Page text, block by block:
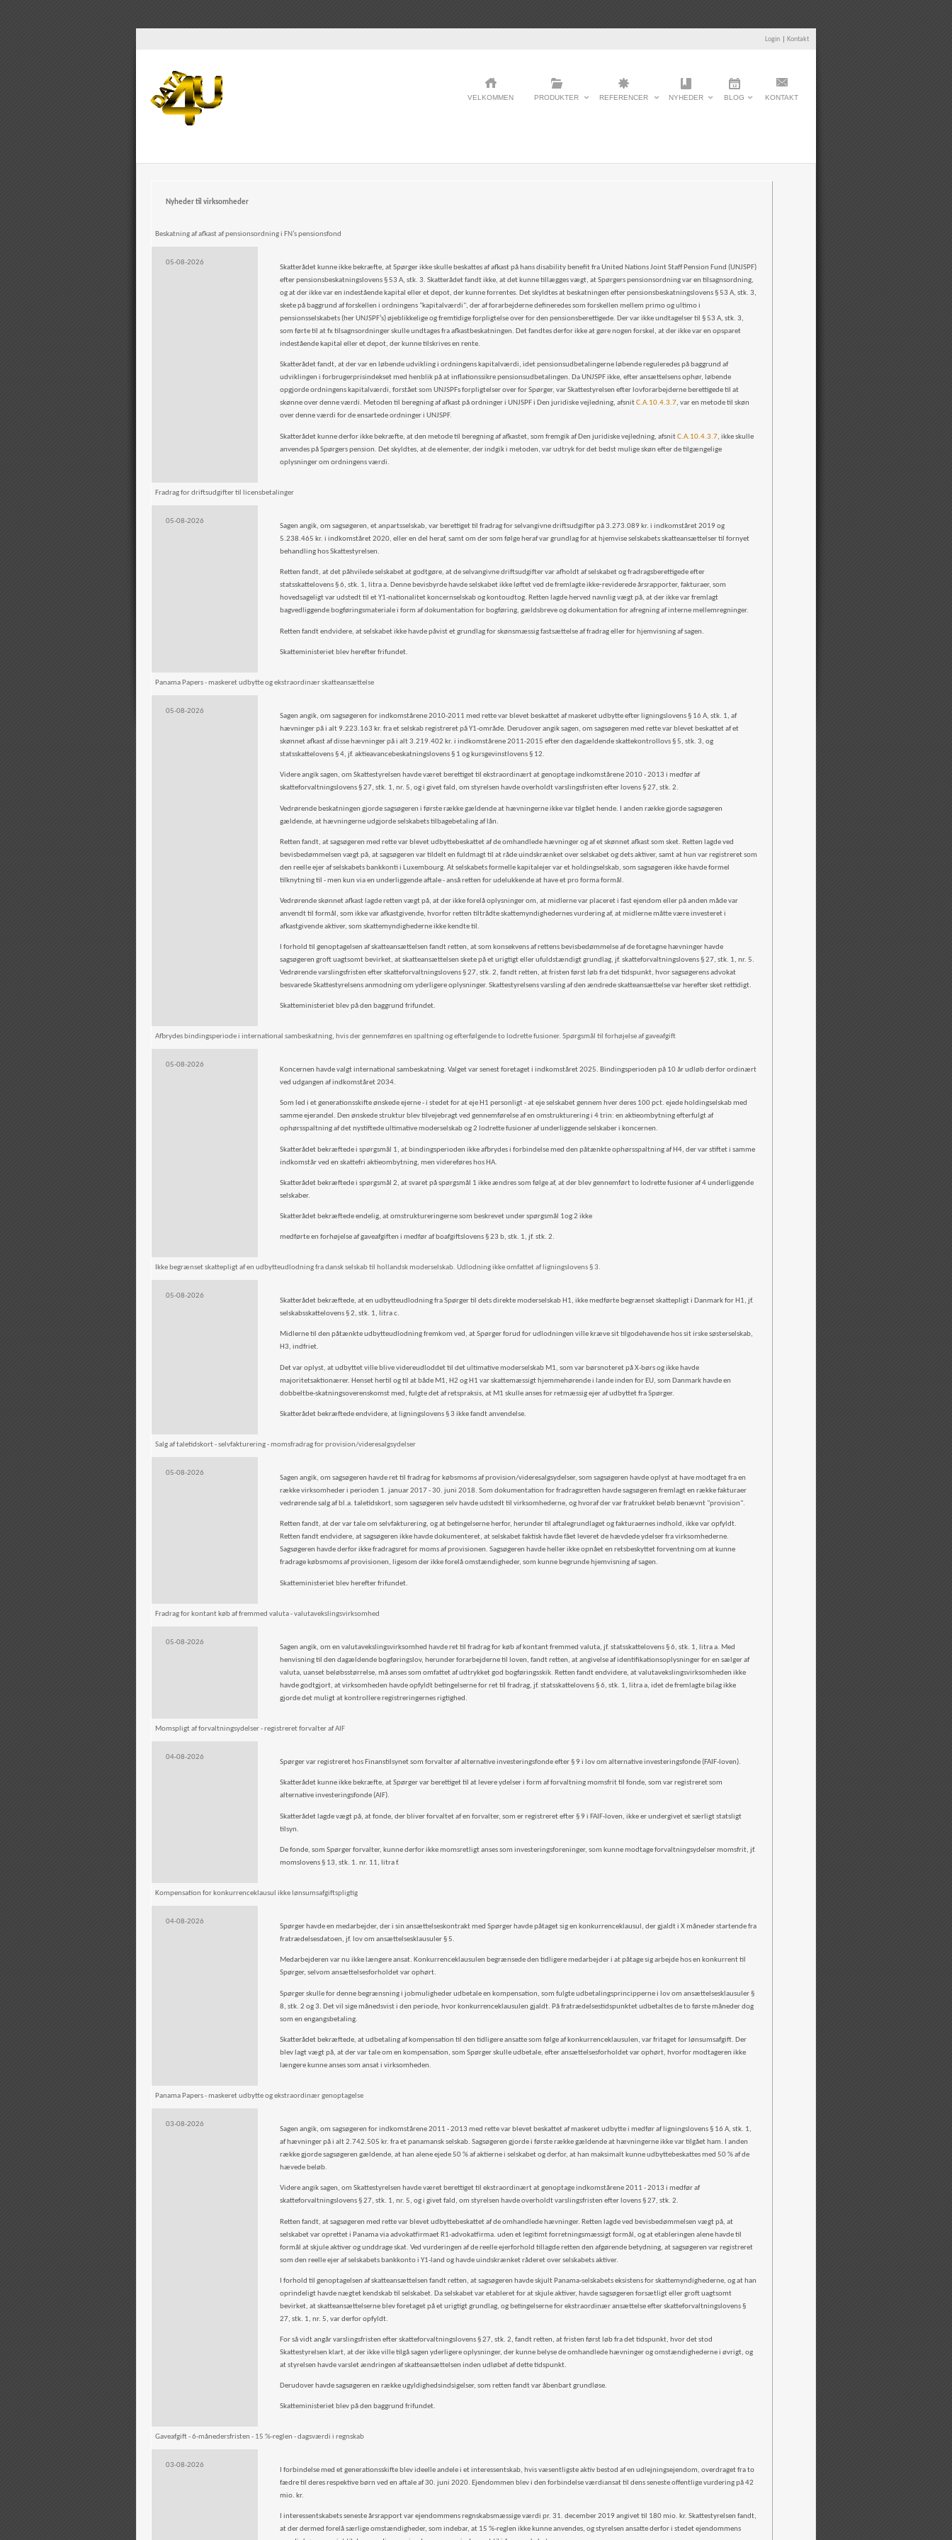
Login Kontakt
VELKOMMEN PRODUKTER REFERENCER NYHEDER BLOG KONTAKT
Nyheder til virksomheder
Beskatning af afkast af pensionsordning i FN’s pensionsfond
05-08-2026
Skatterådet kunne ikke bekræfte, at Spørger ikke skulle beskattes af afkast på hans disability benefit fra United Nations Joint Staff Pension Fund (UNJSPF)
efter pensionsbeskatningslovens § 53 A, stk. 3. Skatterådet fandt ikke, at det kunne tillægges vægt, at Spørgers pensionsordning var en tilsagnsordning,
og at der ikke var en indestående kapital eller et depot, der kunne forrentes. Det skyldtes at beskatningen efter pensionsbeskatningslovens § 53 A, stk. 3,
skete på baggrund af forskellen i ordningens "kapitalværdi", der af forarbejderne defineredes som forskellen mellem primo og ultimo i
pensionsselskabets (her UNJSPF’s) øjeblikkelige og fremtidige forpligtelse over for den pensionsberettigede. Der var ikke undtagelser til § 53 A, stk. 3,
som førte til at fx tilsagnsordninger skulle undtages fra afkastbeskatningen. Det fandtes derfor ikke at gøre nogen forskel, at der ikke var en opsparet
indestående kapital eller et depot, der kunne tilskrives en rente.
Skatterådet fandt, at der var en løbende udvikling i ordningens kapitalværdi, idet pensionsudbetalingerne løbende reguleredes på baggrund af
udviklingen i forbrugerprisindekset med henblik på at inflationssikre pensionsudbetalingen. Da UNJSPF ikke, efter ansættelsens ophør, løbende
opgjorde ordningens kapitalværdi, forstået som UNJSPFs forpligtelser over for Spørger, var Skattestyrelsen efter lovforarbejderne berettigede til at
skønne over denne værdi. Metoden til beregning af afkast på ordninger i UNJSPF i Den juridiske vejledning, afsnitC.A.10.4.3.7, var en metode til skøn
over denne værdi for de ensartede ordninger i UNJSPF.
Skatterådet kunne derfor ikke bekræfte, at den metode til beregning af afkastet, som fremgik af Den juridiske vejledning, afsnitC.A.10.4.3.7, ikke skulle
anvendes på Spørgers pension. Det skyldtes, at de elementer, der indgik i metoden, var udtryk for det bedst mulige skøn efter de tilgængelige
oplysninger om ordningens værdi.
Fradrag for driftsudgifter til licensbetalinger
05-08-2026
Sagen angik, om sagsøgeren, et anpartsselskab, var berettiget til fradrag for selvangivne driftsudgifter på 3.273.089 kr. i indkomståret 2019 og
5.238.465 kr. i indkomståret 2020, eller en del heraf, samt om der som følge heraf var grundlag for at hjemvise selskabets skatteansættelser til fornyet
behandling hos Skattestyrelsen.
Retten fandt, at det påhvilede selskabet at godtgøre, at de selvangivne driftsudgifter var afholdt af selskabet og fradragsberettigede efter
statsskattelovens § 6, stk. 1, litra a. Denne bevisbyrde havde selskabet ikke løftet ved de fremlagte ikke‑reviderede årsrapporter, fakturaer, som
hovedsageligt var udstedt til et Y1-nationalitet koncernselskab og kontoudtog. Retten lagde herved navnlig vægt på, at der ikke var fremlagt
bagvedliggende bogføringsmateriale i form af dokumentation for bogføring, gældsbreve og dokumentation for afregning af interne mellemregninger.
Retten fandt endvidere, at selskabet ikke havde påvist et grundlag for skønsmæssig fastsættelse af fradrag eller for hjemvisning af sagen.
Skatteministeriet blev herefter frifundet.
Panama Papers - maskeret udbytte og ekstraordinær skatteansættelse
05-08-2026
Sagen angik, om sagsøgeren for indkomstårene 2010-2011 med rette var blevet beskattet af maskeret udbytte efter ligningslovens § 16 A, stk. 1, af
hævninger på i alt 9.223.163 kr. fra et selskab registreret på Y1-område. Derudover angik sagen, om sagsøgeren med rette var blevet beskattet af et
skønnet afkast af disse hævninger på i alt 3.219.402 kr. i indkomstårene 2011-2015 efter den dagældende skattekontrollovs § 5, stk. 3, og
statsskattelovens § 4, jf. aktieavancebeskatningslovens § 1 og kursgevinstlovens § 12.
Videre angik sagen, om Skattestyrelsen havde været berettiget til ekstraordinært at genoptage indkomstårene 2010 - 2013 i medfør af
skatteforvaltningslovens § 27, stk. 1, nr. 5, og i givet fald, om styrelsen havde overholdt varslingsfristen efter lovens § 27, stk. 2.
Vedrørende beskatningen gjorde sagsøgeren i første række gældende at hævningerne ikke var tilgået hende. I anden række gjorde sagsøgeren
gældende, at hævningerne udgjorde selskabets tilbagebetaling af lån.
Retten fandt, at sagsøgeren med rette var blevet udbyttebeskattet af de omhandlede hævninger og af et skønnet afkast som sket. Retten lagde ved
bevisbedømmelsen vægt på, at sagsøgeren var tildelt en fuldmagt til at råde uindskrænket over selskabet og dets aktiver, samt at hun var registreret som
den reelle ejer af selskabets bankkonti i Luxembourg. At selskabets formelle kapitalejer var et holdingselskab, som sagsøgeren ikke havde formel
tilknytning til - men kun via en underliggende aftale - anså retten for udelukkende at have et pro forma formål.
Vedrørende skønnet afkast lagde retten vægt på, at der ikke forelå oplysninger om, at midlerne var placeret i fast ejendom eller på anden måde var
anvendt til formål, som ikke var afkastgivende, hvorfor retten tiltrådte skattemyndighedernes vurdering af, at midlerne måtte være investeret i
afkastgivende aktiver, som skattemyndighederne ikke kendte til.
I forhold til genoptagelsen af skatteansættelsen fandt retten, at som konsekvens af rettens bevisbedømmelse af de foretagne hævninger havde
sagsøgeren groft uagtsomt bevirket, at skatteansættelsen skete på et urigtigt eller ufuldstændigt grundlag, jf. skatteforvaltningslovens § 27, stk. 1, nr. 5.
Vedrørende varslingsfristen efter skatteforvaltningslovens § 27, stk. 2, fandt retten, at fristen først løb fra det tidspunkt, hvor sagsøgerens advokat
besvarede Skattestyrelsens anmodning om yderligere oplysninger. Skattestyrelsens varsling af den ændrede skatteansættelse var herefter sket rettidigt.
Skatteministeriet blev på den baggrund frifundet.
Afbrydes bindingsperiode i international sambeskatning, hvis der gennemføres en spaltning og efterfølgende to lodrette fusioner. Spørgsmål til forhøjelse af gaveafgift
05-08-2026
Koncernen havde valgt international sambeskatning. Valget var senest foretaget i indkomståret 2025. Bindingsperioden på 10 år udløb derfor ordinært
ved udgangen af indkomståret 2034.
Som led i et generationsskifte ønskede ejerne - i stedet for at eje H1 personligt - at eje selskabet gennem hver deres 100 pct. ejede holdingselskab med
samme ejerandel. Den ønskede struktur blev tilvejebragt ved gennemførelse af en omstrukturering i 4 trin: en aktieombytning efterfulgt af
ophørsspaltning af det nystiftede ultimative moderselskab og 2 lodrette fusioner af underliggende selskaber i koncernen.
Skatterådet bekræftede i spørgsmål 1, at bindingsperioden ikke afbrydes i forbindelse med den påtænkte ophørsspaltning af H4, der var stiftet i samme
indkomstår ved en skattefri aktieombytning, men videreføres hos HA.
Skatterådet bekræftede i spørgsmål 2, at svaret på spørgsmål 1 ikke ændres som følge af, at der blev gennemført to lodrette fusioner af 4 underliggende
selskaber.
Skatterådet bekræftede endelig, at omstruktureringerne som beskrevet under spørgsmål 1og 2 ikke
medførte en forhøjelse af gaveafgiften i medfør af boafgiftslovens § 23 b, stk. 1, jf. stk. 2.
Ikke begrænset skattepligt af en udbytteudlodning fra dansk selskab til hollandsk moderselskab. Udlodning ikke omfattet af ligningslovens § 3.
05-08-2026
Skatterådet bekræftede, at en udbytteudlodning fra Spørger til dets direkte moderselskab H1, ikke medførte begrænset skattepligt i Danmark for H1, jf.
selskabsskattelovens § 2, stk. 1, litra c.
Midlerne til den påtænkte udbytteudlodning fremkom ved, at Spørger forud for udlodningen ville kræve sit tilgodehavende hos sit irske søsterselskab,
H3, indfriet.
Det var oplyst, at udbyttet ville blive videreudloddet til det ultimative moderselskab M1, som var børsnoteret på X-børs og ikke havde
majoritetsaktionærer. Henset hertil og til at både M1, H2 og H1 var skattemæssigt hjemmehørende i lande inden for EU, som Danmark havde en
dobbeltbe-skatningsoverenskomst med, fulgte det af retspraksis, at M1 skulle anses for retmæssig ejer af udbyttet fra Spørger.
Skatterådet bekræftede endvidere, at ligningslovens § 3 ikke fandt anvendelse.
Salg af taletidskort - selvfakturering - momsfradrag for provision/videresalgsydelser
05-08-2026
Sagen angik, om sagsøgeren havde ret til fradrag for købsmoms af provision/videresalgsydelser, som sagsøgeren havde oplyst at have modtaget fra en
række virksomheder i perioden 1. januar 2017 - 30. juni 2018. Som dokumentation for fradragsretten havde sagsøgeren fremlagt en række fakturaer
vedrørende salg af bl.a. taletidskort, som sagsøgeren selv havde udstedt til virksomhederne, og hvoraf der var fratrukket beløb benævnt "provision".
Retten fandt, at der var tale om selvfakturering, og at betingelserne herfor, herunder til aftalegrundlaget og fakturaernes indhold, ikke var opfyldt.
Retten fandt endvidere, at sagsøgeren ikke havde dokumenteret, at selskabet faktisk havde fået leveret de hævdede ydelser fra virksomhederne.
Sagsøgeren havde derfor ikke fradragsret for moms af provisionen. Sagsøgeren havde heller ikke opnået en retsbeskyttet forventning om at kunne
fradrage købsmoms af provisionen, ligesom der ikke forelå omstændigheder, som kunne begrunde hjemvisning af sagen.
Skatteministeriet blev herefter frifundet.
Fradrag for kontant køb af fremmed valuta - valutavekslingsvirksomhed
05-08-2026
Sagen angik, om en valutavekslingsvirksomhed havde ret til fradrag for køb af kontant fremmed valuta, jf. statsskattelovens § 6, stk. 1, litra a. Med
henvisning til den dagældende bogføringslov, herunder forarbejderne til loven, fandt retten, at angivelse af identifikationsoplysninger for en sælger af
valuta, uanset beløbsstørrelse, må anses som omfattet af udtrykket god bogføringsskik. Retten fandt endvidere, at valutavekslingsvirksomheden ikke
havde godtgjort, at virksomheden havde opfyldt betingelserne for ret til fradrag, jf. statsskattelovens § 6, stk. 1, litra a, idet de fremlagte bilag ikke
gjorde det muligt at kontrollere registreringernes rigtighed.
Momspligt af forvaltningsydelser - registreret forvalter af AIF
04-08-2026
Spørger var registreret hos Finanstilsynet som forvalter af alternative investeringsfonde efter § 9 i lov om alternative investeringsfonde (FAIF-loven).
Skatterådet kunne ikke bekræfte, at Spørger var berettiget til at levere ydelser i form af forvaltning momsfrit til fonde, som var registreret som
alternative investeringsfonde (AIF).
Skatterådet lagde vægt på, at fonde, der bliver forvaltet af en forvalter, som er registreret efter § 9 i FAIF-loven, ikke er undergivet et særligt statsligt
tilsyn.
De fonde, som Spørger forvalter, kunne derfor ikke momsretligt anses som investeringsforeninger, som kunne modtage forvaltningsydelser momsfrit, jf.
momslovens § 13, stk. 1. nr. 11, litra f.
Kompensation for konkurrenceklausul ikke lønsumsafgiftspligtig
04-08-2026
Spørger havde en medarbejder, der i sin ansættelseskontrakt med Spørger havde påtaget sig en konkurrenceklausul, der gjaldt i X måneder startende fra
fratrædelsesdatoen, jf. lov om ansættelsesklausuler § 5.
Medarbejderen var nu ikke længere ansat. Konkurrenceklausulen begrænsede den tidligere medarbejder i at påtage sig arbejde hos en konkurrent til
Spørger, selvom ansættelsesforholdet var ophørt.
Spørger skulle for denne begrænsning i jobmuligheder udbetale en kompensation, som fulgte udbetalingsprincipperne i lov om ansættelsesklausuler §
8, stk. 2 og 3. Det vil sige månedsvist i den periode, hvor konkurrenceklausulen gjaldt. På fratrædelsestidspunktet udbetaltes de to første måneder dog
som en engangsbetaling.
Skatterådet bekræftede, at udbetaling af kompensation til den tidligere ansatte som følge af konkurrenceklausulen, var fritaget for lønsumsafgift. Der
blev lagt vægt på, at der var tale om en kompensation, som Spørger skulle udbetale, efter ansættelsesforholdet var ophørt, hvorfor modtageren ikke
længere kunne anses som ansat i virksomheden.
Panama Papers - maskeret udbytte og ekstraordinær genoptagelse
03-08-2026
Sagen angik, om sagsøgeren for indkomstårene 2011 - 2013 med rette var blevet beskattet af maskeret udbytte i medfør af ligningslovens § 16 A, stk. 1,
af hævninger på i alt 2.742.505 kr. fra et panamansk selskab. Sagsøgeren gjorde i første række gældende at hævningerne ikke var tilgået ham. I anden
række gjorde sagsøgeren gældende, at han alene ejede 50 % af aktierne i selskabet og derfor, at han maksimalt kunne udbyttebeskattes med 50 % af de
hævede beløb.
Videre angik sagen, om Skattestyrelsen havde været berettiget til ekstraordinært at genoptage indkomstårene 2011 - 2013 i medfør af
skatteforvaltningslovens § 27, stk. 1, nr. 5, og i givet fald, om styrelsen havde overholdt varslingsfristen efter lovens § 27, stk. 2.
Retten fandt, at sagsøgeren med rette var blevet udbyttebeskattet af de omhandlede hævninger. Retten lagde ved bevisbedømmelsen vægt på, at
selskabet var oprettet i Panama via advokatfirmaet R1-advokatfirma. uden et legitimt forretningsmæssigt formål, og at etableringen alene havde til
formål at skjule aktiver og unddrage skat. Ved vurderingen af de reelle ejerforhold tillagde retten den afgørende betydning, at sagsøgeren var registreret
som den reelle ejer af selskabets bankkonto i Y1-land og havde uindskrænket råderet over selskabets aktiver.
I forhold til genoptagelsen af skatteansættelsen fandt retten, at sagsøgeren havde skjult Panama-selskabets eksistens for skattemyndighederne, og at han
oprindeligt havde nægtet kendskab til selskabet. Da selskabet var etableret for at skjule aktiver, havde sagsøgeren forsætligt eller groft uagtsomt
bevirket, at skatteansættelserne blev foretaget på et urigtigt grundlag, og betingelserne for ekstraordinær ansættelse efter skatteforvaltningslovens §
27, stk. 1, nr. 5, var derfor opfyldt.
For så vidt angår varslingsfristen efter skatteforvaltningslovens § 27, stk. 2, fandt retten, at fristen først løb fra det tidspunkt, hvor det stod
Skattestyrelsen klart, at der ikke ville tilgå sagen yderligere oplysninger, der kunne belyse de omhandlede hævninger og omstændighederne i øvrigt, og
at styrelsen havde varslet ændringen af skatteansættelsen inden udløbet af dette tidspunkt.
Derudover havde sagsøgeren en række ugyldighedsindsigelser, som retten fandt var åbenbart grundløse.
Skatteministeriet blev på den baggrund frifundet.
Gaveafgift - 6-månedersfristen - 15 %-reglen - dagsværdi i regnskab
03-08-2026
I forbindelse med et generationsskifte blev ideelle andele i et interessentskab, hvis væsentligste aktiv bestod af en udlejningsejendom, overdraget fra to
fædre til deres respektive børn ved en aftale af 30. juni 2020. Ejendommen blev i den forbindelse værdiansat til dens seneste offentlige vurdering på 42
mio. kr.
I interessentskabets seneste årsrapport var ejendommens regnskabsmæssige værdi pr. 31. december 2019 angivet til 180 mio. kr. Skattestyrelsen fandt,
at der dermed forelå særlige omstændigheder, som indebar, at 15 %-reglen ikke kunne anvendes, og styrelsen ansatte derfor i stedet ejendommens